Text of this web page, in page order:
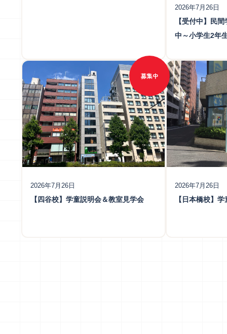
学童説明会日程・教室見学会
（更新日：2026年7月27日）
東日本橋校に
学童説明会日
（更新日：2026年
2026年7月26日
【受付中】民
中～小学生2年
募集中
2026年7月26日
【四谷校】学童説明会＆教室見学会
2026年7月26日
【日本橋校】